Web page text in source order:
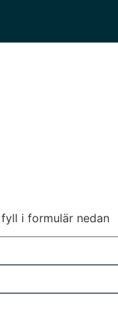
i formulär nedan